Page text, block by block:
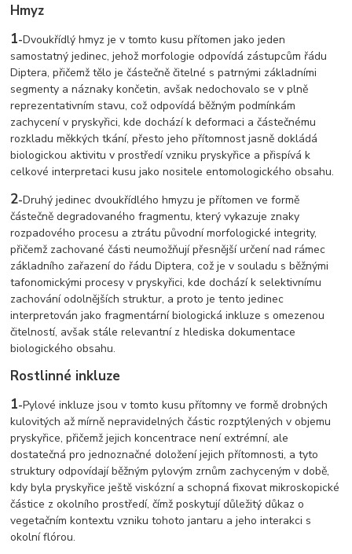
Hmyz
1-Dvoukřídlý hmyz je v tomto kusu přítomen jako jeden
samostatný jedinec, jehož morfologie odpovídá zástupcům řádu
Diptera, přičemž tělo je částečně čitelné s patrnými základními
segmenty a náznaky končetin, avšak nedochovalo se v plně
reprezentativním stavu, což odpovídá běžným podmínkám
zachycení v pryskyřici, kde dochází k deformaci a částečnému
rozkladu měkkých tkání, přesto jeho přítomnost jasně dokládá
biologickou aktivitu v prostředí vzniku pryskyřice a přispívá k
celkové interpretaci kusu jako nositele entomologického obsahu.
2-Druhý jedinec dvoukřídlého hmyzu je přítomen ve formě
částečně degradovaného fragmentu, který vykazuje znaky
rozpadového procesu a ztrátu původní morfologické integrity,
přičemž zachované části neumožňují přesnější určení nad rámec
základního zařazení do řádu Diptera, což je v souladu s běžnými
tafonomickými procesy v pryskyřici, kde dochází k selektivnímu
zachování odolnějších struktur, a proto je tento jedinec
interpretován jako fragmentární biologická inkluze s omezenou
čitelností, avšak stále relevantní z hlediska dokumentace
biologického obsahu.
Rostlinné inkluze
1-Pylové inkluze jsou v tomto kusu přítomny ve formě drobných
kulovitých až mírně nepravidelných částic rozptýlených v objemu
pryskyřice, přičemž jejich koncentrace není extrémní, ale
dostatečná pro jednoznačné doložení jejich přítomnosti, a tyto
struktury odpovídají běžným pylovým zrnům zachyceným v době,
kdy byla pryskyřice ještě viskózní a schopná fixovat mikroskopické
částice z okolního prostředí, čímž poskytují důležitý důkaz o
vegetačním kontextu vzniku tohoto jantaru a jeho interakci s
okolní flórou.